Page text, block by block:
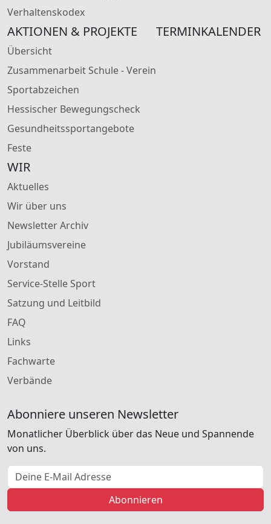
Verhaltenskodex
AKTIONEN & PROJEKTE
Übersicht
Zusammenarbeit Schule - Verein
Sportabzeichen
Hessischer Bewegungscheck
Gesundheitssportangebote
Feste
TERMINKALENDER
WIR
Aktuelles
Wir über uns
Newsletter Archiv
Jubiläumsvereine
Vorstand
Service-Stelle Sport
Satzung und Leitbild
FAQ
Links
Fachwarte
Verbände
Abonniere unseren Newsletter
Monatlicher Überblick über das Neue und Spannende
von uns.
E-Mail Adresse
Abonnieren